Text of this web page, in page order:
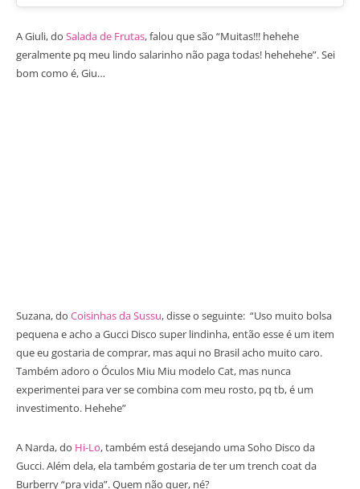
A Giuli, do Salada de Frutas, falou que são “Muitas!!! hehehe
geralmente pq meu lindo salarinho não paga todas! hehehehe”. Sei
bom como é, Giu…
Suzana, do Coisinhas da Sussu, disse o seguinte: “Uso muito bolsa
pequena e acho a Gucci Disco super lindinha, então esse é um item
que eu gostaria de comprar, mas aqui no Brasil acho muito caro.
Também adoro o Óculos Miu Miu modelo Cat, mas nunca
experimentei para ver se combina com meu rosto, pq tb, é um
investimento. Hehehe”
A Narda, do Hi-Lo, também está desejando uma Soho Disco da
Gucci. Além dela, ela também gostaria de ter um trench coat da
Burberry “pra vida”. Quem não quer, né?